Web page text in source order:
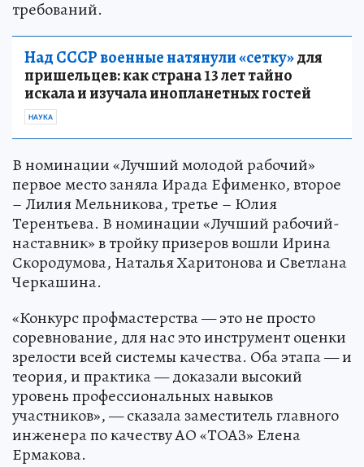
требований.
Над СССР военные натянули «сетку»для
пришельцев: как страна 13 лет тайно
искала и изучала инопланетных гостей
НАУКА
В номинации «Лучший молодой рабочий»
первое место заняла Ирада Ефименко, второе
– Лилия Мельникова, третье – Юлия
Терентьева. В номинации «Лучший рабочий-
наставник» в тройку призеров вошли Ирина
Скородумова, Наталья Харитонова и Светлана
Черкашина.
«Конкурс профмастерства — это не просто
соревнование, для нас это инструмент оценки
зрелости всей системы качества. Оба этапа — и
теория, и практика — доказали высокий
уровень профессиональных навыков
участников», — сказала заместитель главного
инженера по качеству АО «ТОАЗ» Елена
Ермакова.